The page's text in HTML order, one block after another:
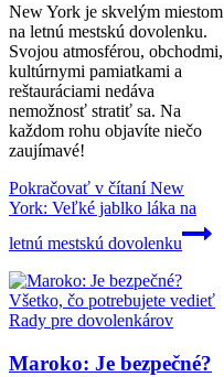
New York je skvelým miestom
na letnú mestskú dovolenku.
Svojou atmosférou, obchodmi,
kultúrnymi pamiatkami a
reštauráciami nedáva
nemožnosť stratiť sa. Na
každom rohu objavíte niečo
zaujímavé!
Pokračovať v čítaníNew
York: Veľké jablko láka na
letnú mestskú dovolenku
Rady pre dovolenkárov
Maroko: Je bezpečné?